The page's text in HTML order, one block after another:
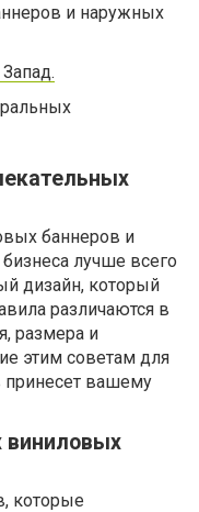
и наружных
баннеров и
лучше всего
дизайн, который
различаются в
размера и
этим советам для
принесет вашему
виниловых
которые